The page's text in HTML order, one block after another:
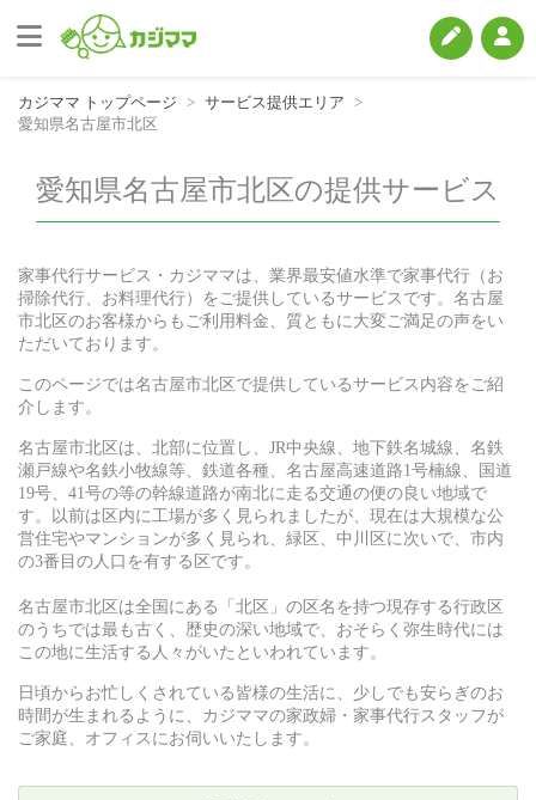
カジママ トップページ
サービス提供エリア
愛知県名古屋市北区
愛知県名古屋市北区の提供サービス
家事代行サービス・カジママは、業界最安値水準で家事代行（お
掃除代行、お料理代行）をご提供しているサービスです。名古屋
市北区のお客様からもご利用料金、質ともに大変ご満足の声をい
ただいております。
このページでは名古屋市北区で提供しているサービス内容をご紹
介します。
名古屋市北区は、北部に位置し、JR中央線、地下鉄名城線、名鉄
瀬戸線や名鉄小牧線等、鉄道各種、名古屋高速道路1号楠線、国道
19号、41号の等の幹線道路が南北に走る交通の便の良い地域で
す。以前は区内に工場が多く見られましたが、現在は大規模な公
営住宅やマンションが多く見られ、緑区、中川区に次いで、市内
の3番目の人口を有する区です。
名古屋市北区は全国にある「北区」の区名を持つ現存する行政区
のうちでは最も古く、歴史の深い地域で、おそらく弥生時代には
この地に生活する人々がいたといわれています。
日頃からお忙しくされている皆様の生活に、少しでも安らぎのお
時間が生まれるように、カジママの家政婦・家事代行スタッフが
ご家庭、オフィスにお伺いいたします。